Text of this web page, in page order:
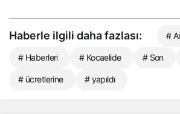
Haberle ilgili daha fazlası: #
# Haberleri # Kocaelide # Son
# ücretlerine # yapıldı